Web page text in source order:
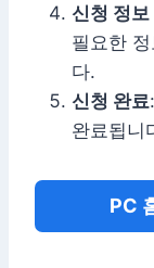
신청 정보
필요한
다.
신청 완료
완료됩니
PC